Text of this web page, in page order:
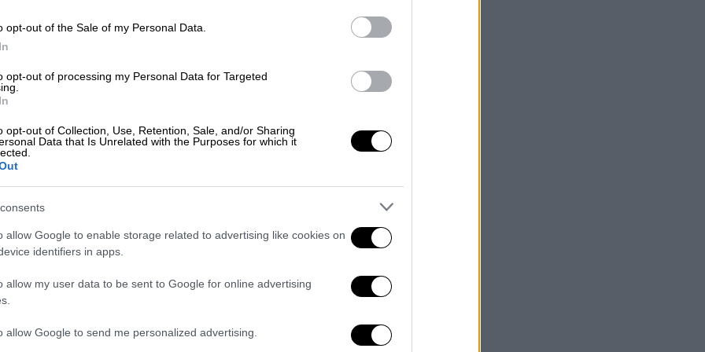
opt-out of the Sale of my Personal Data.
opt-out of processing my Personal Data for Targeted
opt-out of Collection, Use, Retention, Sale, and/or Sharing
Data that Is Unrelated with the Purposes for which it
allow Google to enable storage related to advertising like cookies on
identifiers in apps.
allow my user data to be sent to Google for online advertising
allow Google to send me personalized advertising.
Στόλτενμπεργκ για πυραυλικά
Το Κρεμλίνο χαρακτήρισε σήμερα
«επικίνδυνα» τα σχόλια του Γενς
επικεφαλής του ΝΑΤΟ
Ο Στόλτενμπεργκ δικαιολογεί την
έδαφος - «Έχει δικαίωμα να